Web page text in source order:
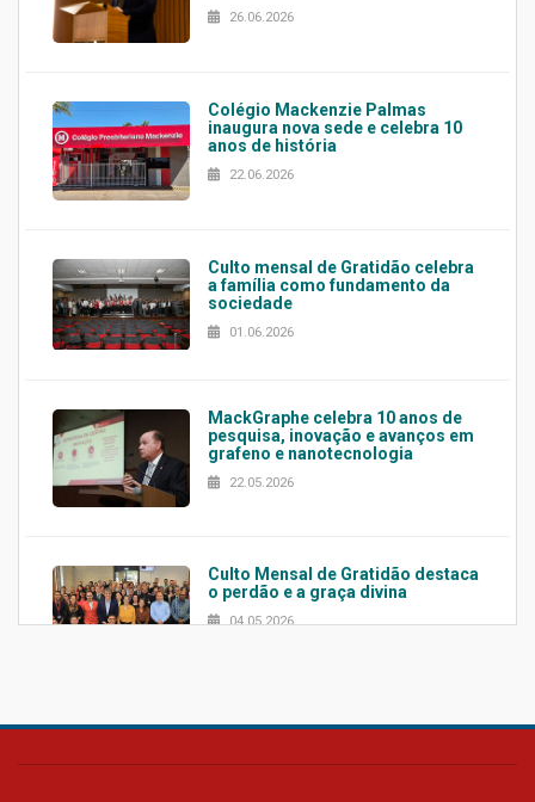
26.06.2026
Colégio Mackenzie Palmas
inaugura nova sede e celebra 10
anos de história
22.06.2026
Culto mensal de Gratidão celebra
a família como fundamento da
sociedade
01.06.2026
MackGraphe celebra 10 anos de
pesquisa, inovação e avanços em
grafeno e nanotecnologia
22.05.2026
Culto Mensal de Gratidão destaca
o perdão e a graça divina
04.05.2026
Confira como foi o culto mensal